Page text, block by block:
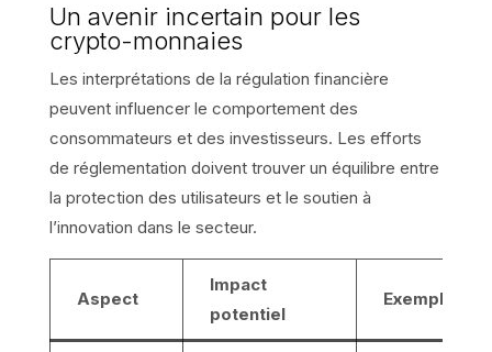
Un avenir incertain pour les
crypto-monnaies
Les interprétations de la régulation financière
peuvent influencer le comportement des
consommateurs et des investisseurs. Les efforts
de réglementation doivent trouver un équilibre entre
la protection des utilisateurs et le soutien à
l’innovation dans le secteur.
Aspect
Impact
potentiel
Exemples